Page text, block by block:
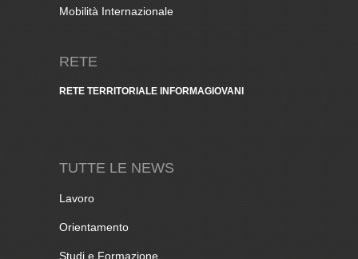
Mobilità Internazionale
RETE
RETE TERRITORIALE INFORMAGIOVANI
TUTTE LE NEWS
Lavoro
Orientamento
Studi e Formazione